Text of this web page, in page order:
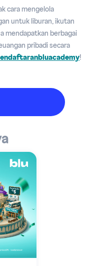
cara mengelola
untuk liburan, ikutan
mendapatkan berbagai
pribadi secara
!